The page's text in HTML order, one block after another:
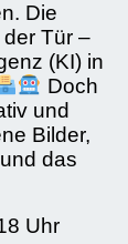
Die
Tür –
(KI) in
Doch
und
Bilder,
das
Uhr